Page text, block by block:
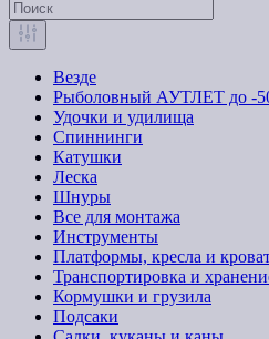
Везде
Рыболовный АУТЛЕТ до -
Удочки и удилища
Спиннинги
Катушки
Леска
Шнуры
Все для монтажа
Инструменты
Платформы, кресла и
Транспортировка и
Кормушки и грузила
Подсаки